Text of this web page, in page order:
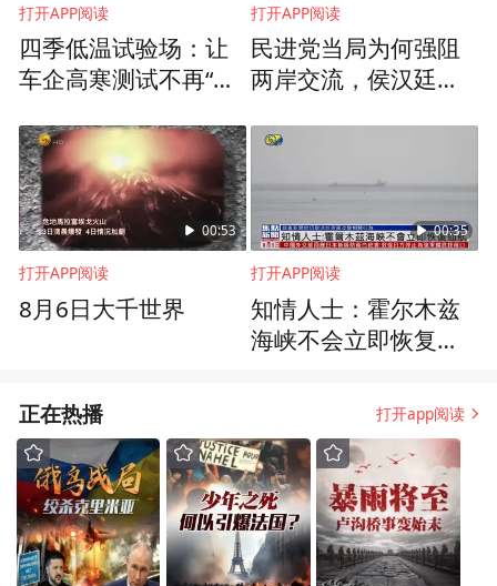
打开APP阅读
四季低温试验场：让
车企高寒测试不再“靠
打开APP阅读
民进党当局为何强阻
两岸交流，侯汉廷：
陆
00:53
打开APP阅读
8月6日大千世界
00:35
打开APP阅读
知情人士：霍尔木兹
海峡不会立即恢复通
正在热播 打开app阅读